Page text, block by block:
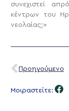
συνεχιστεί
κέντρων του
νεολαίας;»
Προηγούμενο
Μοιραστείτε: